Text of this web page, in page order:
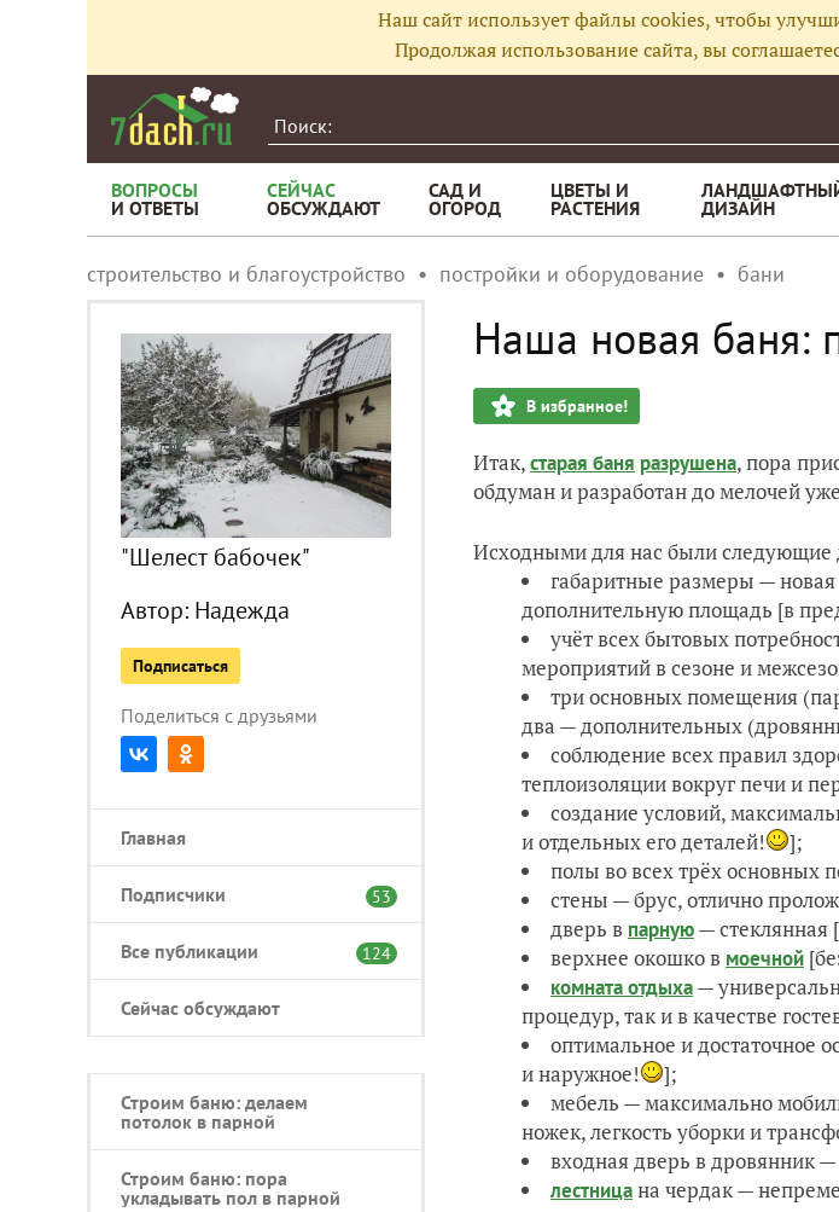
Наш сайт использует файлы cookies, чтобы
Продолжая использование сайта, вы
ВОПРОСЫ
И ОТВЕТЫ
СЕЙЧАС
ОБСУЖДАЮТ
САД И
ОГОРОД
ЦВЕТЫ И
РАСТЕНИЯ ДИЗАЙН
строительство и благоустройство постройки и оборудование бани
"Шелест бабочек"
Автор: Надежда
Подписаться
Поделиться с друзьями
Главная
Подписчики 53
Все публикации 124
Сейчас обсуждают
Строим баню: делаем
потолок в парной
Строим баню: пора
укладывать пол в парной
Наша новая баня:
В избранное!
Итак,старая баня разрушена, пора
обдуман и разработан до мелочей
Исходными для нас были следующие
габаритные размеры —
дополнительную площадь [в
учёт всех бытовых
мероприятий в сезоне и
три основных помещения
два — дополнительных
соблюдение всех правил
теплоизоляции вокруг печи и
создание условий,
и отдельных его деталей!
];
полы во всех трёх основных
стены — брус, отлично
дверь в парную— стеклянная
верхнее окошко в моечной
комната отдыха—
процедур, так и в качестве
оптимальное и достаточное
и наружное!
];
мебель — максимально
ножек, легкость уборки и
входная дверь в дровянник
лестницана чердак —